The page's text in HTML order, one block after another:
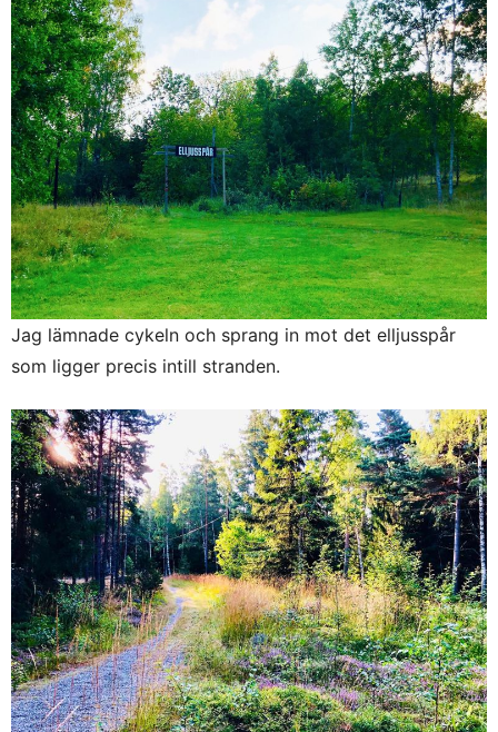
Jag lämnade cykeln och sprang in mot det elljusspår
som ligger precis intill stranden.